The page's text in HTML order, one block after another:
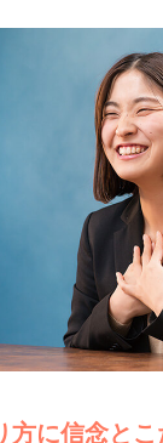
に信念とこ